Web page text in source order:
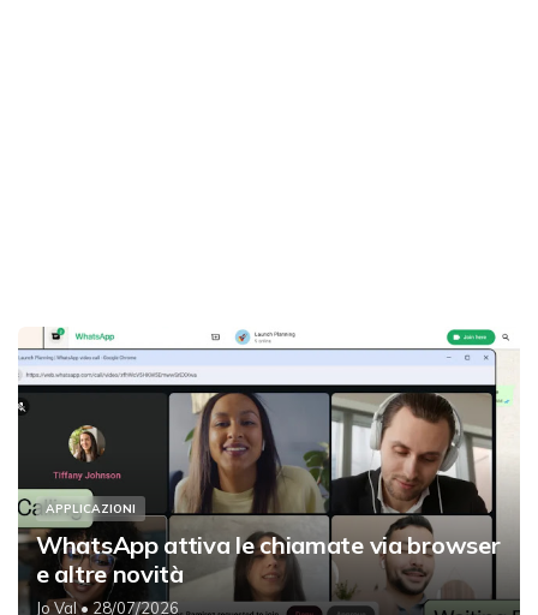
APPLICAZIONI
WhatsApp attiva le chiamate via browser
e altre novità
Jo Val• 28/07/2026